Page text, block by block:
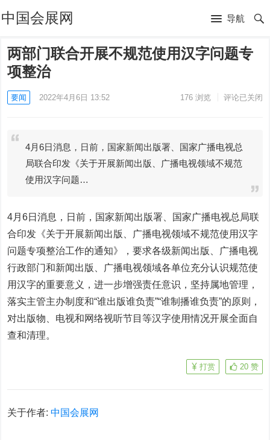
中国会展网 导航
两部门联合开展不规范使用汉字问题专
项整治
要闻 2022年4月6日 13:52 176浏览 评论已关闭
4月6日消息，日前，国家新闻出版署、国家广播电视总
局联合印发《关于开展新闻出版、广播电视领域不规范
使用汉字问题…
4月6日消息，日前，国家新闻出版署、国家广播电视总局联
合印发《关于开展新闻出版、广播电视领域不规范使用汉字
问题专项整治工作的通知》，要求各级新闻出版、广播电视
行政部门和新闻出版、广播电视领域各单位充分认识规范使
用汉字的重要意义，进一步增强责任意识，坚持属地管理，
落实主管主办制度和“谁出版谁负责”“谁制播谁负责”的原则，
对出版物、电视和网络视听节目等汉字使用情况开展全面自
查和清理。
20 赞
打赏
关于作者:中国会展网